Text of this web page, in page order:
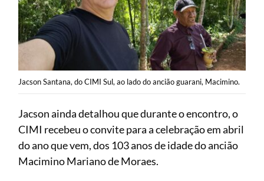
Jacson Santana, do CIMI Sul, ao lado do ancião guarani, Macimino.
Jacson ainda detalhou que durante o encontro, o
CIMI recebeu o convite para a celebração em abril
do ano que vem, dos 103 anos de idade do ancião
Macimino Mariano de Moraes.